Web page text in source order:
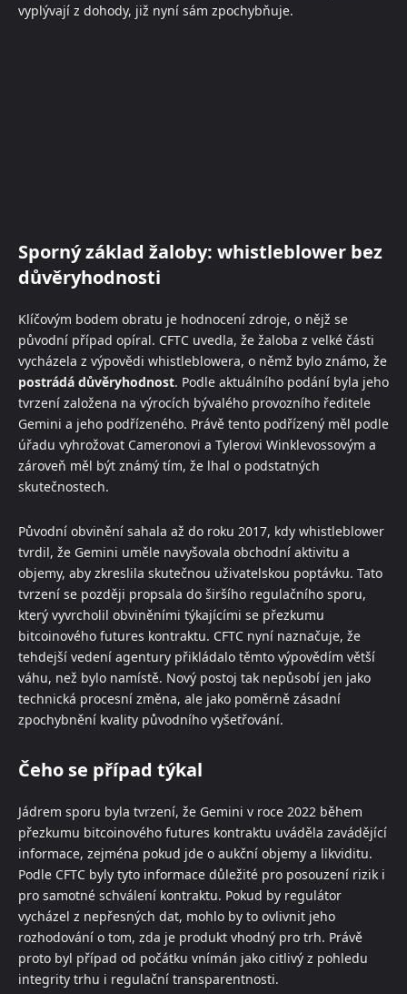
vyplývají z dohody, již nyní sám zpochybňuje.
Sporný základ žaloby: whistleblower bez
důvěryhodnosti
Klíčovým bodem obratu je hodnocení zdroje, o nějž se
původní případ opíral. CFTC uvedla, že žaloba z velké části
vycházela z výpovědi whistleblowera, o němž bylo známo, že
postrádá důvěryhodnost. Podle aktuálního podání byla jeho
tvrzení založena na výrocích bývalého provozního ředitele
Gemini a jeho podřízeného. Právě tento podřízený měl podle
úřadu vyhrožovat Cameronovi a Tylerovi Winklevossovým a
zároveň měl být známý tím, že lhal o podstatných
skutečnostech.
Původní obvinění sahala až do roku 2017, kdy whistleblower
tvrdil, že Gemini uměle navyšovala obchodní aktivitu a
objemy, aby zkreslila skutečnou uživatelskou poptávku. Tato
tvrzení se později propsala do širšího regulačního sporu,
který vyvrcholil obviněními týkajícími se přezkumu
bitcoinového futures kontraktu. CFTC nyní naznačuje, že
tehdejší vedení agentury přikládalo těmto výpovědím větší
váhu, než bylo namístě. Nový postoj tak nepůsobí jen jako
technická procesní změna, ale jako poměrně zásadní
zpochybnění kvality původního vyšetřování.
Čeho se případ týkal
Jádrem sporu byla tvrzení, že Gemini v roce 2022 během
přezkumu bitcoinového futures kontraktu uváděla zavádějící
informace, zejména pokud jde o aukční objemy a likviditu.
Podle CFTC byly tyto informace důležité pro posouzení rizik i
pro samotné schválení kontraktu. Pokud by regulátor
vycházel z nepřesných dat, mohlo by to ovlivnit jeho
rozhodování o tom, zda je produkt vhodný pro trh. Právě
proto byl případ od počátku vnímán jako citlivý z pohledu
integrity trhu i regulační transparentnosti.